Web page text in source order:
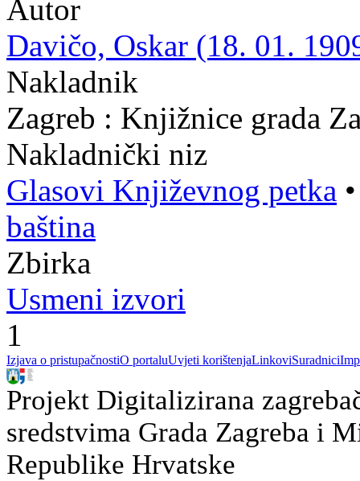
Autor
Davičo, Oskar (18. 01.
Nakladnik
Zagreb : Knjižnice grada
Nakladnički niz
Glasovi Književnog petka
baština
Zbirka
Usmeni izvori
1
Izjava o pristupačnostiO portaluUvjeti korištenjaLinkoviSuradnici
Projekt Digitalizirana
sredstvima Grada Zagreba i
Republike Hrvatske